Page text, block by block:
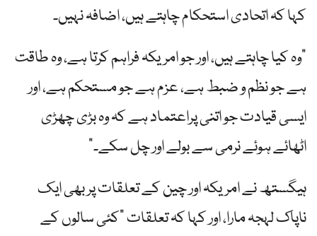
کہا کہ اتحادی استحکام چاہتے ہیں، اضافہ نہیں۔
"وہ کیا چاہتے ہیں، اور جو امریکہ فراہم کرتا ہے، وہ طاقت
ہے جو نظم و ضبط ہے، عزم ہے جو مستحکم ہے، اور
ایسی قیادت جو اتنی پراعتماد ہے کہ وہ بڑی چھڑی
اٹھائے ہوئے نرمی سے بولے اور چل سکے۔”
ہیگستھ نے امریکہ اور چین کے تعلقات پر بھی ایک
ناپاک لہجہ مارا، اور کہا کہ تعلقات "کئی سالوں کے